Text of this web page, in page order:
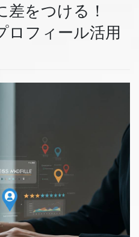
差をつける！
ロフィール活用